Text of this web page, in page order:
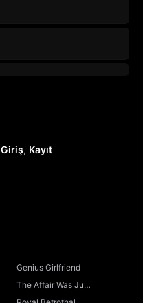
Giriş, Kayıt
Genius Girlfriend
The Affair Was Just
the Beginning